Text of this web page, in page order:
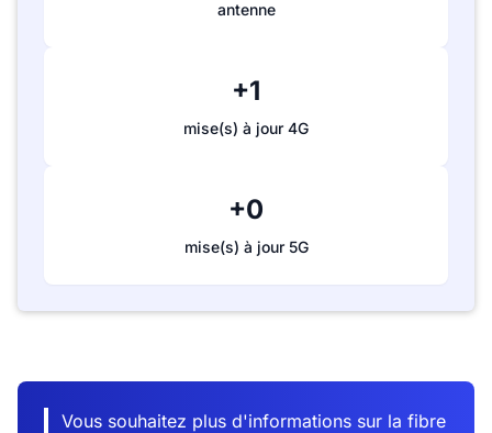
antenne
+1
mise(s) à jour 4G
+0
mise(s) à jour 5G
Vous souhaitez plus d'informations sur la fibre